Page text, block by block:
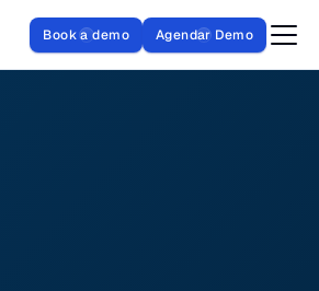
Book a demo Agendar Demo